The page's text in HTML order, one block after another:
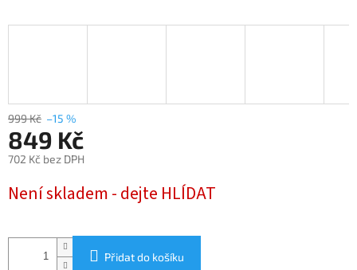
999 Kč –15 %
849 Kč
702 Kč bez DPH
cena:
Není skladem - dejte HLÍDAT
Přidat do košíku